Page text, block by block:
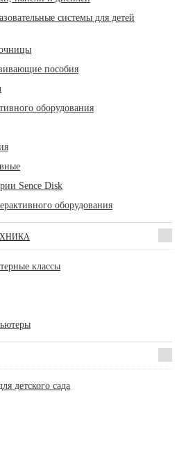
системы для детей
пособия
оборудования
Sence Disk
оборудования
классы
детского сада